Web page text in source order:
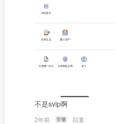
不是svip啊
2年前 安徽 回复